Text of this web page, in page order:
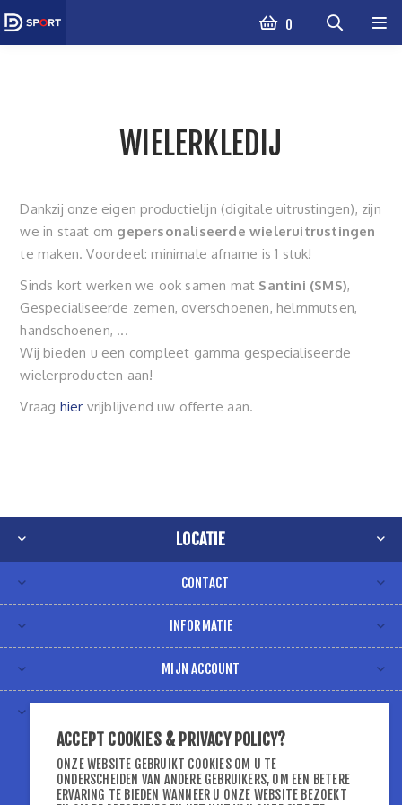
0
WIELERKLEDIJ
Dankzij onze eigen productielijn (digitale uitrustingen), zijn
we in staat om gepersonaliseerde wieleruitrustingen
te maken. Voordeel: minimale afname is 1 stuk!
Sinds kort werken we ook samen mat Santini (SMS),
Gespecialiseerde zemen, overschoenen, helmmutsen,
handschoenen, ...
Wij bieden u een compleet gamma gespecialiseerde
wielerproducten aan!
Vraag hier vrijblijvend uw offerte aan.
LOCATIE
CONTACT
INFORMATIE
MIJN ACCOUNT
ACCEPT COOKIES & PRIVACY POLICY?
ONZE WEBSITE GEBRUIKT COOKIES OM U TE
ONDERSCHEIDEN VAN ANDERE GEBRUIKERS, OM EEN BETERE
ERVARING TE BIEDEN WANNEER U ONZE WEBSITE BEZOEKT